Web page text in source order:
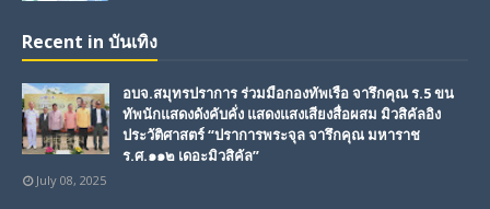
Recent in บันเทิง
อบจ.สมุทรปราการ ร่วมมือกองทัพเรือ จารึกคุณ ร.5 ขน
ทัพนักแสดงดังคับคั่ง แสดงแสงเสียงสื่อผสม มิวสิคัลอิง
ประวัติศาสตร์ “ปราการพระจุล จารึกคุณ มหาราช
ร.ศ.๑๑๒ เดอะมิวสิคัล”
July 08, 2025